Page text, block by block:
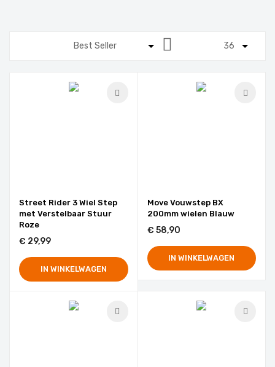
Street Rider 3 Wiel Step
met Verstelbaar Stuur
Roze
€ 29,99
IN WINKELWAGEN
Move Vouwstep BX
200mm wielen Blauw
€ 58,90
IN WINKELWAGEN